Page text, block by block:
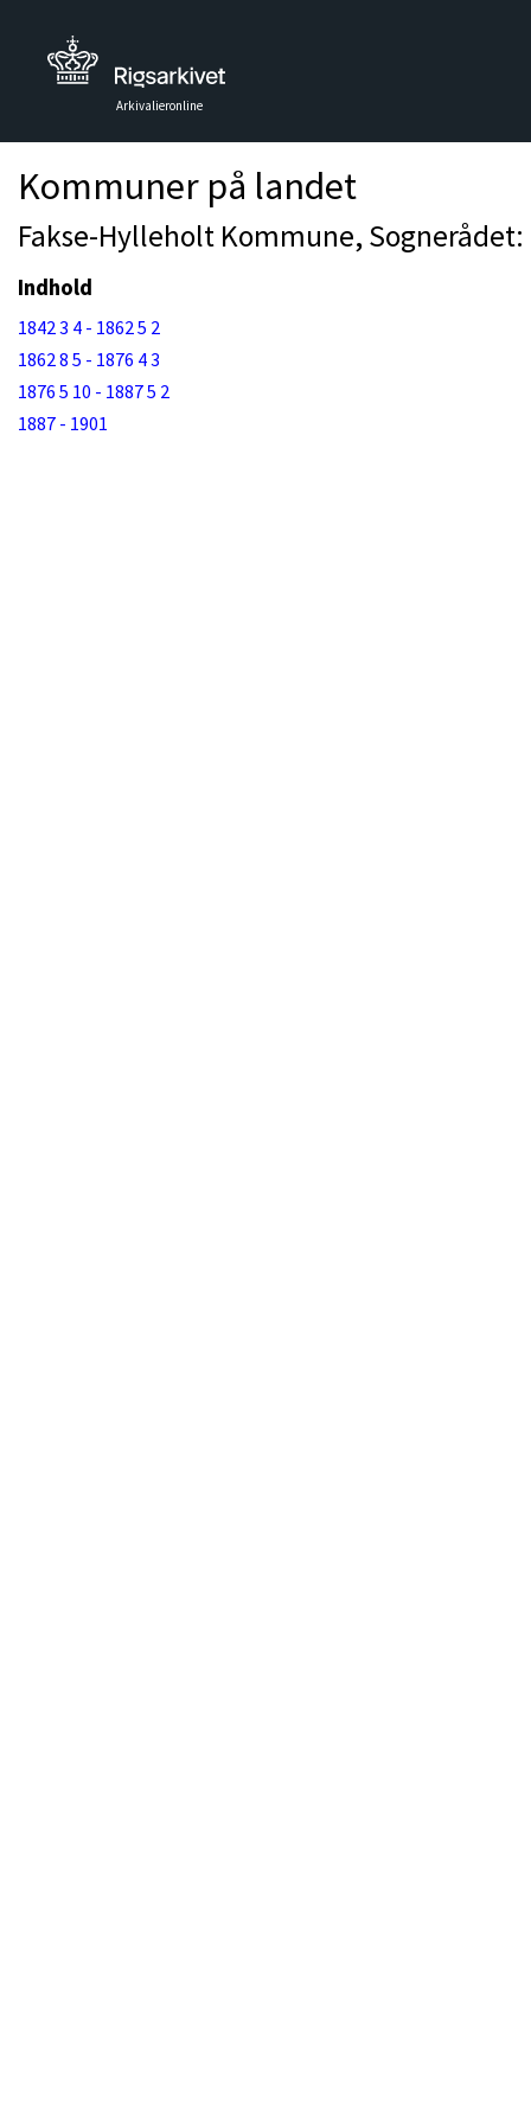
Arkivalieronline
Kommuner på landet
Fakse-Hylleholt Kommune,
Indhold
1842 3 4 - 1862 5 2
1862 8 5 - 1876 4 3
1876 5 10 - 1887 5 2
1887 - 1901